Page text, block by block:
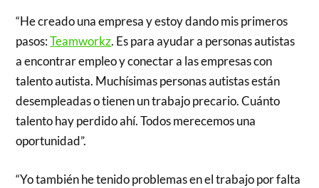
“He creado una empresa y estoy dando mis primeros
pasos:Teamworkz. Es para ayudar a personas autistas
a encontrar empleo y conectar a las empresas con
talento autista. Muchísimas personas autistas están
desempleadas o tienen un trabajo precario. Cuánto
talento hay perdido ahí. Todos merecemos una
oportunidad”.
“Yo también he tenido problemas en el trabajo por falta